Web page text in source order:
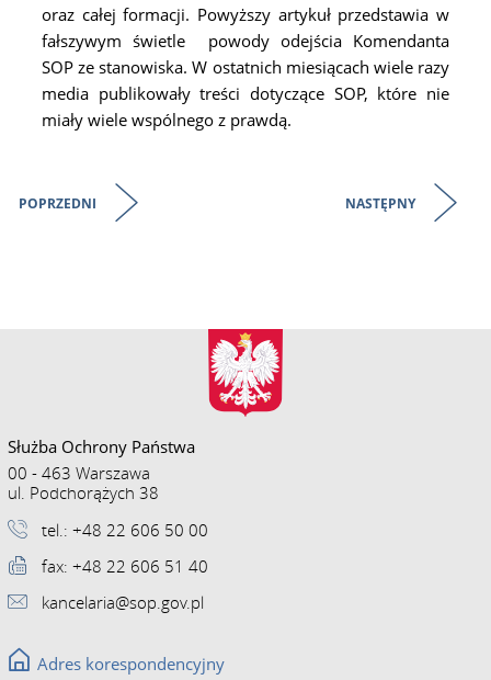
oraz całej formacji. Powyższy artykuł przedstawia w
fałszywym świetle powody odejścia Komendanta
SOP ze stanowiska. W ostatnich miesiącach wiele razy
media publikowały treści dotyczące SOP, które nie
miały wiele wspólnego z prawdą.
POPRZEDNI NASTĘPNY
Służba Ochrony Państwa
00 - 463 Warszawa
ul. Podchorążych 38
tel.: +48 22 606 50 00
fax: +48 22 606 51 40
kancelaria@sop.gov.pl
Adres korespondencyjny